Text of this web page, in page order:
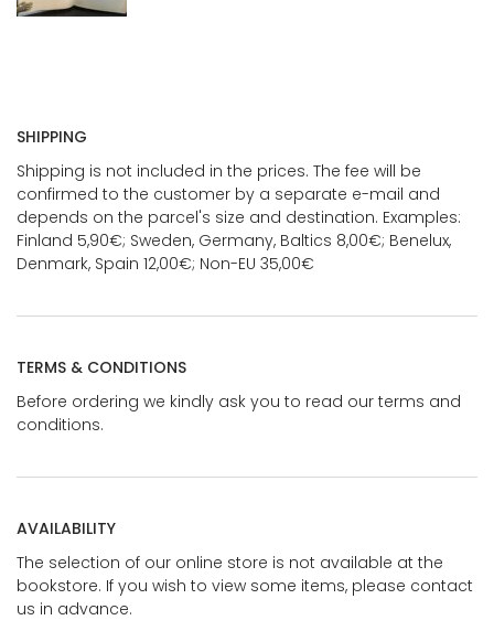
SHIPPING
Shipping is not included in the prices. The fee will be
confirmed to the customer by a separate e-mail and
depends on the parcel's size and destination. Examples:
Finland 5,90€; Sweden, Germany, Baltics 8,00€; Benelux,
Denmark, Spain 12,00€; Non-EU 35,00€
TERMS & CONDITIONS
Before ordering we kindly ask you to read our terms and
conditions.
AVAILABILITY
The selection of our online store is not available at the
bookstore. If you wish to view some items, please contact
us in advance.